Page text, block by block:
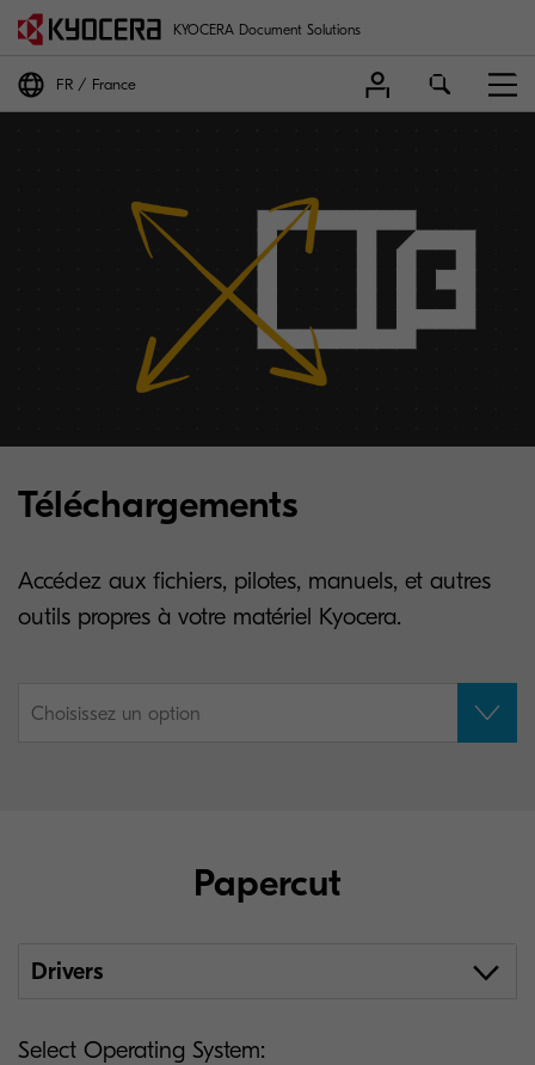
KYOCERA Document Solutions
FR France
Téléchargements
Accédez aux fichiers, pilotes, manuels, et autres
outils propres à votre matériel Kyocera.
Choisissez un option
Papercut
Drivers
Select Operating System: